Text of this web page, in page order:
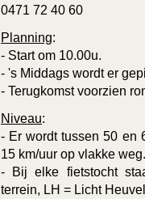
0471 72 40 60
Planning:
- Start om 10.00u.
- 's Middags wordt er
- Terugkomst voorzien
Niveau:
- Er wordt tussen 50 en
15 km/uur op vlakke weg.
- Bij elke fietstocht
terrein, LH = Licht